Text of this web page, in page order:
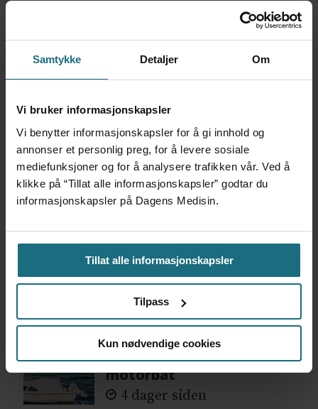
Samtykke Detaljer Om
Vi bruker informasjonskapsler
Vi benytter informasjonskapsler for å gi innhold og
annonser et personlig preg, for å levere sosiale
mediefunksjoner og for å analysere trafikken vår. Ved å
klikke på “Tillat alle informasjonskapsler” godtar du
informasjonskapsler på Dagens Medisin.
Tillat alle informasjonskapsler
Tilpass
Kun nødvendige cookies
Vi trenger en grunnlov for
psykisk helsehjelp
6 dager siden
frigjør tid for
helsepersonell: – Det er
helt magisk å være
forvakt nå
6 dager siden
Var alene på vakt i tre
måneder – i en 16-fots
motorbåt
4 dager siden